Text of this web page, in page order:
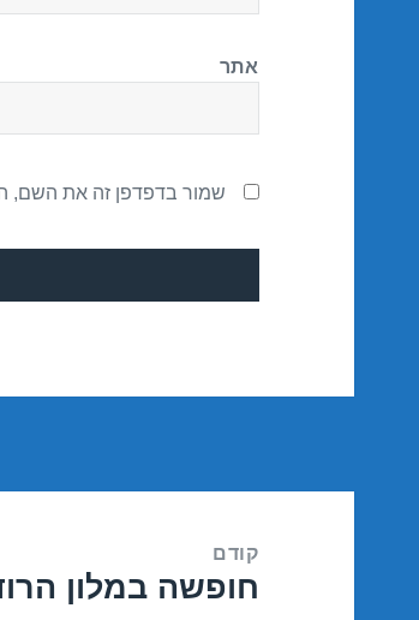
אתר
שמור בדפדפן זה את השם,
קודם
הפוסט
חופשה במלון הרודס